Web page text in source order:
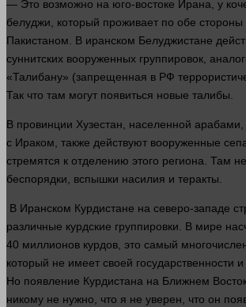
— Это возможно на юго-востоке Ирана, у
белуджи, который проживает по обе стороны
Пакистаном. В иранском Белуджистане
суннитских вооруженных группировок,
«Талибану» (запрещенная в РФ
Так что там могут появиться новые талибы.
В провинции Хузестан, населенной арабами,
с Ираком, также действуют вооруженные
стремятся к отделению этого региона. Там
беспорядки, вспышки насилия и теракты.
В Иранском Курдистане на северо-западе
различные курдские группировки. В мире
40 миллионов курдов, это самый
который не имеет своей государственности и
Но появление Курдистана на Ближнем
никому не нужно , что я не уверен, что он